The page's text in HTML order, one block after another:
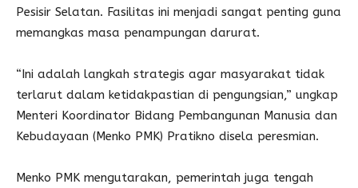
Pesisir Selatan. Fasilitas ini menjadi sangat penting guna
memangkas masa penampungan darurat.
“Ini adalah langkah strategis agar masyarakat tidak
terlarut dalam ketidakpastian di pengungsian,” ungkap
Menteri Koordinator Bidang Pembangunan Manusia dan
Kebudayaan (Menko PMK) Pratikno disela peresmian.
Menko PMK mengutarakan, pemerintah juga tengah